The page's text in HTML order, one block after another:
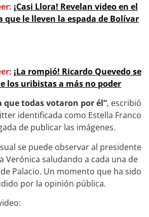
¡Casi Llora! Revelan video en el
que le lleven la espada de Bolívar
¡La rompió! Ricardo Quevedo se
los uribistas a más no poder
que todas votaron por él“, escribió
identificada como Estella Franco
de publicar las imágenes.
se puede observar al presidente
Verónica saludando a cada una de
Palacio. Un momento que ha sido
por la opinión pública.